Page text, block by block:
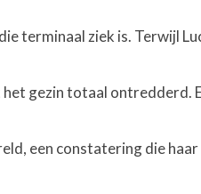
terminaal ziek is. Terwijl
gezin totaal ontredderd.
een constatering die